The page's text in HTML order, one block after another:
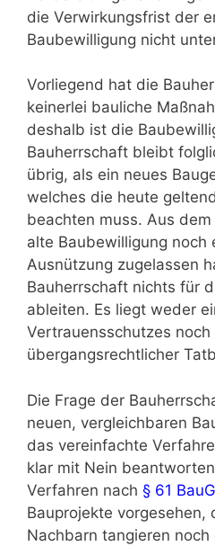
die Verwirkungsfrist der
Baubewilligung nicht
Vorliegend hat die
keinerlei bauliche
deshalb ist die
Bauherrschaft bleibt
übrig, als ein neues
welches die heute
beachten muss. Aus
alte Baubewilligung noch
Ausnützung zugelassen
Bauherrschaft nichts für
ableiten. Es liegt weder
Vertrauensschutzes noch
übergangsrechtlicher
Die Frage der
neuen, vergleichbaren
das vereinfachte
klar mit Nein
Verfahren nach § 61
Bauprojekte vorgesehen,
Nachbarn tangieren